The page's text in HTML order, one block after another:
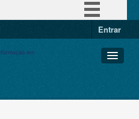
Entrar